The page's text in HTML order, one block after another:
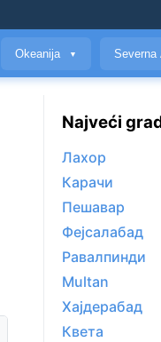
Okeanija ▼ Severna
Najveći
Лахор
Карачи
Пешавар
Фејсалабад
Равалпинди
Multan
Хајдерабад
Квета